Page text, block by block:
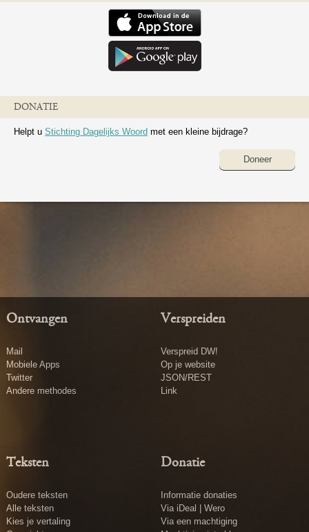
DONATIE
Helpt u Stichting Dagelijks Woord met een kleine bijdrage?
Doneer
Ontvangen
Mail
Mobiele Apps
Twitter
Andere methodes
Verspreiden
Verspreid DW!
Op je website
JSON/REST
Link
Teksten
Oudere teksten
Alle teksten
Kies je vertaling
Donatie
Informatie donaties
Via iDeal | Wero
Via een machtiging